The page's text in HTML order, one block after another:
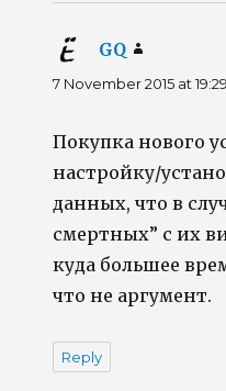
GQ
7 November 2015 at 19:29
Покупка нового
настройку/
данных, что в
смертных” с их
куда большее
что не аргумент.
Reply